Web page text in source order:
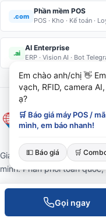
Gọi ngay
.com
Phần mềm POS
POS · Kho · Kế toán ·
.ai
AI Enterprise
ERP · Vision AI · Bot
Giải pháp thiết bị bán lẻ ·
minh. Phân phối toàn
Em chào anh/chị 👋
vạch, RFID, camera
ạ?
🛒 Báo giá máy POS /
mình, em báo nhanh!
💵 Báo giá 🛒